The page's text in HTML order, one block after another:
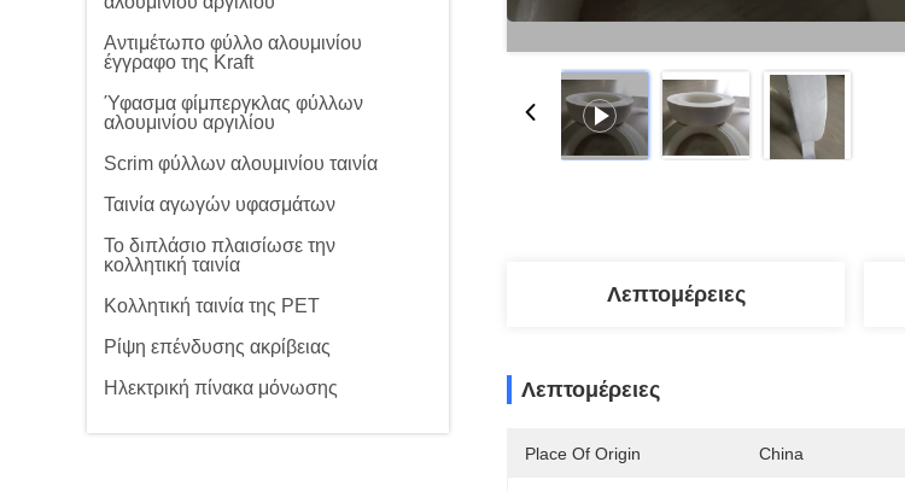
Αντιμέτωπο φύλλο αλουμινίου
έγγραφο της Kraft
Ύφασμα φίμπεργκλας φύλλων
αλουμινίου αργιλίου
Scrim φύλλων αλουμινίου ταινία
Ταινία αγωγών υφασμάτων
Το διπλάσιο πλαισίωσε την
κολλητική ταινία
Κολλητική ταινία της PET
Ρίψη επένδυσης ακρίβειας
Ηλεκτρική πίνακα μόνωσης
Λεπτομέρειες
Λεπτομέρειες
Place Of Origin China